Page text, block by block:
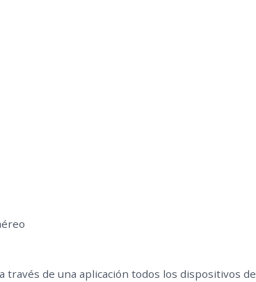
de una aplicación todos los dispositivos de